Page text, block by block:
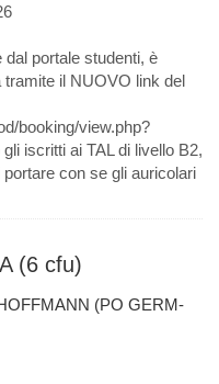
portale studenti, è
tramite il NUOVO link del
booking/view.php?
iscritti ai TAL di livello B2,
con se gli auricolari
(6 cfu)
(PO GERM-